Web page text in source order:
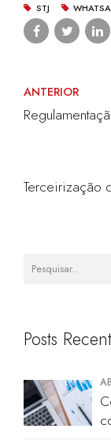
STJ
ANTERIOR
Terceirização
Posts